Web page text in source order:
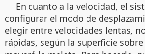
En cuanto a la velocidad, el
configurar el modo de
elegir entre velocidades lentas,
rápidas, según la superficie